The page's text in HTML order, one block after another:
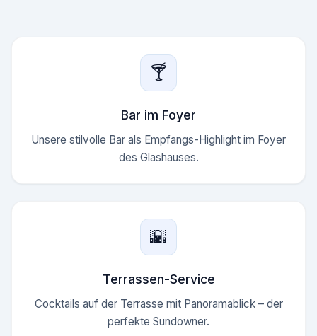
🍸
Bar im Foyer
Unsere stilvolle Bar als Empfangs-Highlight im Foyer
des Glashauses.
🌇
Terrassen-Service
Cocktails auf der Terrasse mit Panoramablick – der
perfekte Sundowner.